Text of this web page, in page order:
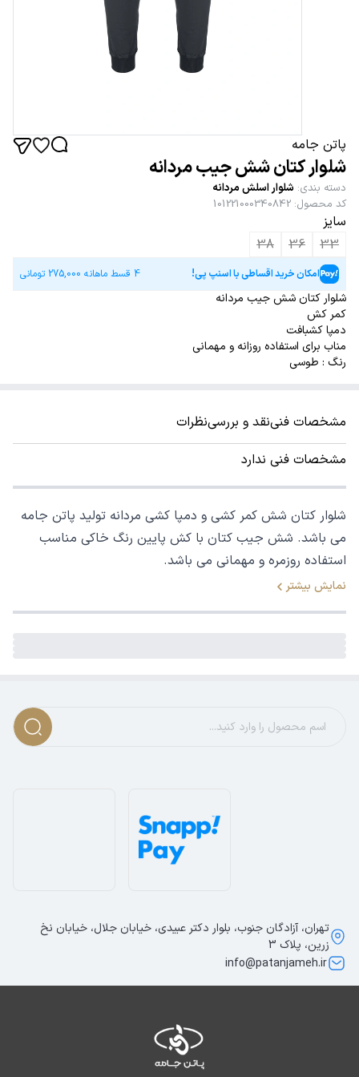
پاتن جامه
شلوار کتان شش جیب مردانه
دسته بندی: شلوار اسلش مردانه
کد محصول:
101221000340842
سایز
33
36
38
امکان خرید اقساطی با اسنپ پی! 4 قسط ماهانه 275,000 تومانی
شلوار کتان شش جیب مردانه
کمر کش
دمپا کشبافت
مناب برای استفاده روزانه و مهمانی
رنگ : طوسی
مشخصات فنینقد و بررسینظرات
مشخصات فنی ندارد
شلوار کتان شش کمر کشی و دمپا کشی مردانه تولید پاتن جامه
می باشد. شش جیب کتان با کش پایین رنگ خاکی مناسب
استفاده روزمره و مهمانی می باشد.
نمایش بیشتر
تهران، آزادگان جنوب، بلوار دکتر عبیدی، خیابان جلال، خیابان نخ
زرین، پلاک 3
info@patanjameh.ir